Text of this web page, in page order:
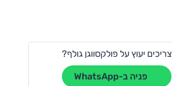
צריכים יעוץ על פולקסווגן גולף?
פניה ב-WhatsApp